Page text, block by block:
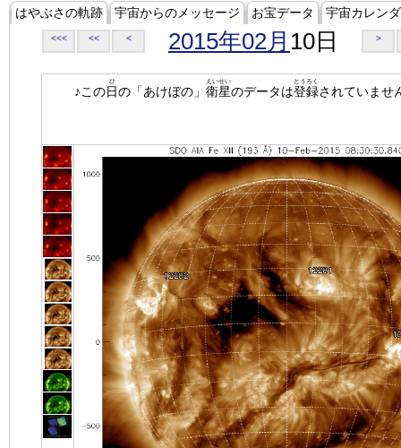
はやぶさの軌跡 宇宙からのメッセージ お宝データ 宇宙カレン
<<< << < 2015年02月 10日 >
♪この日
ひ
の「あけぼの」 衛星
えいせい
のデータは登録
とうろく
されていませ